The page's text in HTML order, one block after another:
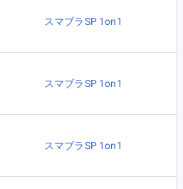
スマブラSP 1on1
スマブラSP 1on1
スマブラSP 1on1